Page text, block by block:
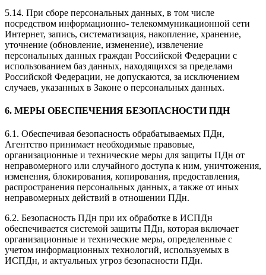
5.14. При сборе персональных данных, в том числе
посредством информационно- телекоммуникационной сети
Интернет, запись, систематизация, накопление, хранение,
уточнение (обновление, изменение), извлечение
персональных данных граждан Российской Федерации с
использованием баз данных, находящихся за пределами
Российской Федерации, не допускаются, за исключением
случаев, указанных в Законе о персональных данных.
6. МЕРЫ ОБЕСПЕЧЕНИЯ БЕЗОПАСНОСТИ ПДН
6.1. Обеспечивая безопасность обрабатываемых ПДн,
Агентство принимает необходимые правовые,
организационные и технические меры для защиты ПДн от
неправомерного или случайного доступа к ним, уничтожения,
изменения, блокирования, копирования, предоставления,
распространения персональных данных, а также от иных
неправомерных действий в отношении ПДн.
6.2. Безопасность ПДн при их обработке в ИСПДн
обеспечивается системой защиты ПДн, которая включает
организационные и технические меры, определенные с
учетом информационных технологий, используемых в
ИСПДн, и актуальных угроз безопасности ПДн.